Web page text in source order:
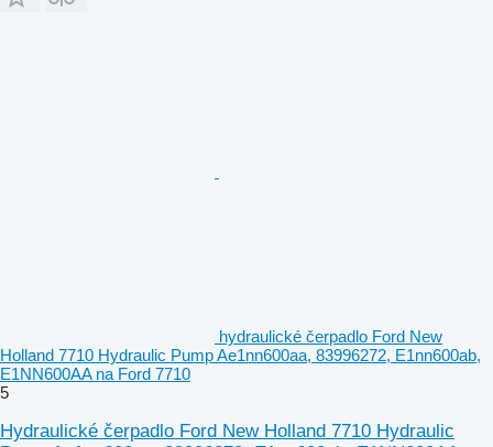
hydraulické čerpadlo Ford New
Holland 7710 Hydraulic Pump Ae1nn600aa, 83996272, E1nn600ab,
E1NN600AA na Ford 7710
5
Hydraulické čerpadlo Ford New Holland 7710 Hydraulic